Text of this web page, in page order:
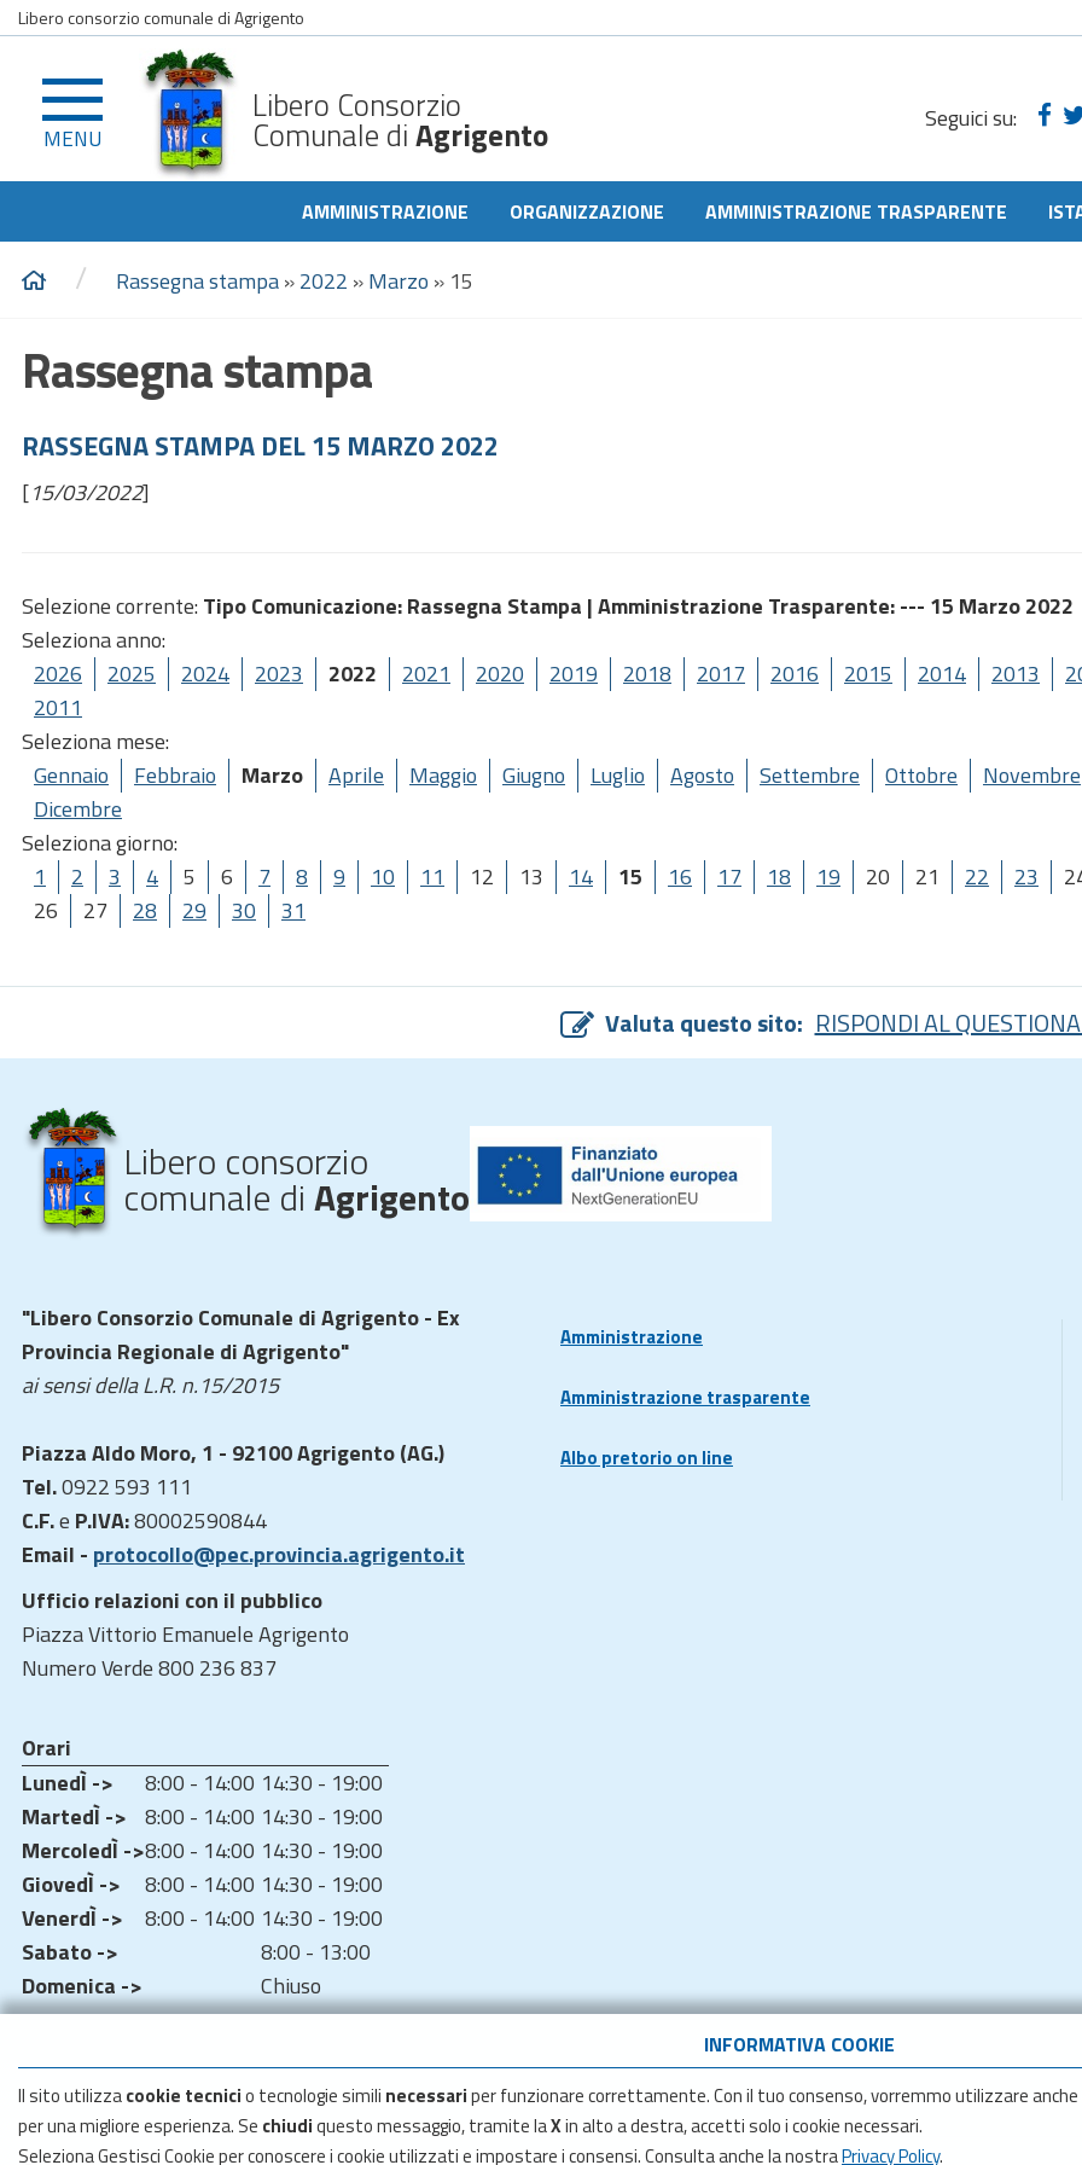
INFORMATIVA COOKIE
Il sito utilizzacookie tecnicio tecnologie simili necessariper funzionare correttamente. Con il tuo consenso, vorremmo utilizzare anche
per una migliore esperienza. Se chiudiquesto messaggio, tramite laXin alto a destra, accetti solo i cookie necessari.
Seleziona Gestisci Cookie per conoscere i cookie utilizzati e impostare i consensi. Consulta anche la nostraPrivacy Policy.
Libero consorzio comunale di Agrigento
MENU
Libero Consorzio
Comunale diAgrigento Seguici su:
AMMINISTRAZIONE ORGANIZZAZIONE AMMINISTRAZIONE TRASPARENTE
/ Rassegna stampa»2022 »Marzo » 15
Rassegna stampa
RASSEGNA STAMPA DEL 15 MARZO 2022
[15/03/2022]
Selezione corrente: Tipo Comunicazione: Rassegna Stampa |Amministrazione Trasparente: --- 15 Marzo 2022
Seleziona anno:
2026
2025 2024 2023 2022 2021 2020 2019 2018 2017 2016 2015 2014 2013
2011
Seleziona mese:
Gennaio
Febbraio Marzo Aprile Maggio Giugno Luglio Agosto Settembre Ottobre
Novembre
Dicembre
Seleziona giorno:
1
2 3 4 5 6 7 8 9 10 11 12 13 14 15 16 17 18 19 20 21 22 23
26
27 28 29 30 31
Valuta questo sito: RISPONDI AL
Libero consorzio
comunale diAgrigento
"Libero Consorzio Comunale di Agrigento - Ex
Provincia Regionale di Agrigento"
ai sensi della L.R. n.15/2015
Piazza Aldo Moro, 1 - 92100 Agrigento (AG.)
Tel.0922 593 111
C.F.e P.IVA:80002590844
Email - protocollo@pec.provincia.agrigento.it
Ufficio relazioni con il pubblico
Piazza Vittorio Emanuele Agrigento
Numero Verde 800 236 837
Orari
LunedÌ ->
8:00 - 14:00 14:30 - 19:00
MartedÌ -> 8:00 - 14:00 14:30 - 19:00
MercoledÌ ->8:00 - 14:00 14:30 - 19:00
GiovedÌ ->
8:00 - 14:00 14:30 - 19:00
VenerdÌ ->
8:00 - 14:00 14:30 - 19:00
Sabato ->
8:00 - 13:00
Domenica ->
Chiuso
Amministrazione
Amministrazione trasparente
Albo pretorio on line